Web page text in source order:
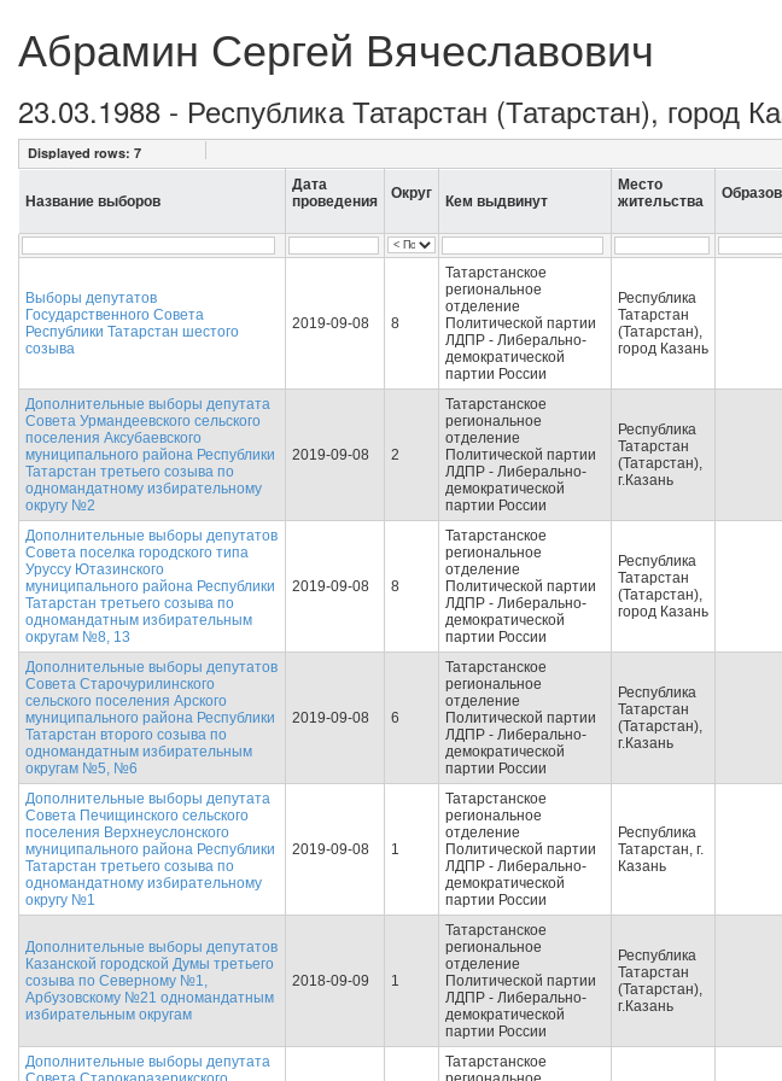
Абрамин Сергей Вячеславович
23.03.1988 - Республика Татарстан (Татарстан),
Displayed rows: 7
Название выборов
Дата
проведения
Округ Кем выдвинут
Место
жительства
Выборы депутатов
Государственного Совета
Республики Татарстан шестого
созыва
2019-09-08 8
Татарстанское
региональное
отделение
Политической партии
ЛДПР - Либерально-
демократической
партии России
Республика
Татарстан
(Татарстан),
город Казань
Дополнительные выборы депутата
Совета Урмандеевского сельского
поселения Аксубаевского
муниципального района Республики
Татарстан третьего созыва по
одномандатному избирательному
округу №2
2019-09-08 2
Татарстанское
региональное
отделение
Политической партии
ЛДПР - Либерально-
демократической
партии России
Республика
Татарстан
(Татарстан),
г.Казань
Дополнительные выборы депутатов
Совета поселка городского типа
Уруссу Ютазинского
муниципального района Республики
Татарстан третьего созыва по
одномандатным избирательным
округам №8, 13
2019-09-08 8
Татарстанское
региональное
отделение
Политической партии
ЛДПР - Либерально-
демократической
партии России
Республика
Татарстан
(Татарстан),
город Казань
Дополнительные выборы депутатов
Совета Старочурилинского
сельского поселения Арского
муниципального района Республики
Татарстан второго созыва по
одномандатным избирательным
округам №5, №6
2019-09-08 6
Татарстанское
региональное
отделение
Политической партии
ЛДПР - Либерально-
демократической
партии России
Республика
Татарстан
(Татарстан),
г.Казань
Дополнительные выборы депутата
Совета Печищинского сельского
поселения Верхнеуслонского
муниципального района Республики
Татарстан третьего созыва по
одномандатному избирательному
округу №1
2019-09-08 1
Татарстанское
региональное
отделение
Политической партии
ЛДПР - Либерально-
демократической
партии России
Республика
Татарстан, г.
Казань
Дополнительные выборы депутатов
Казанской городской Думы третьего
созыва по Северному №1,
Арбузовскому №21 одномандатным
избирательным округам
2018-09-09 1
Татарстанское
региональное
отделение
Политической партии
ЛДПР - Либерально-
демократической
партии России
Республика
Татарстан
(Татарстан),
г.Казань
Дополнительные выборы депутата
Татарстанское